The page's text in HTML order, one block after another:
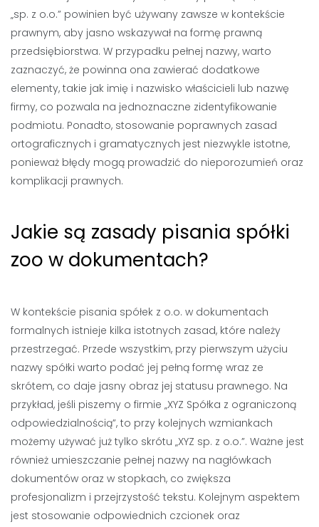
„sp. z o.o.” powinien być używany zawsze w kontekście
prawnym, aby jasno wskazywał na formę prawną
przedsiębiorstwa. W przypadku pełnej nazwy, warto
zaznaczyć, że powinna ona zawierać dodatkowe
elementy, takie jak imię i nazwisko właścicieli lub nazwę
firmy, co pozwala na jednoznaczne zidentyfikowanie
podmiotu. Ponadto, stosowanie poprawnych zasad
ortograficznych i gramatycznych jest niezwykle istotne,
ponieważ błędy mogą prowadzić do nieporozumień oraz
komplikacji prawnych.
Jakie są zasady pisania spółki
zoo w dokumentach?
W kontekście pisania spółek z o.o. w dokumentach
formalnych istnieje kilka istotnych zasad, które należy
przestrzegać. Przede wszystkim, przy pierwszym użyciu
nazwy spółki warto podać jej pełną formę wraz ze
skrótem, co daje jasny obraz jej statusu prawnego. Na
przykład, jeśli piszemy o firmie „XYZ Spółka z ograniczoną
odpowiedzialnością”, to przy kolejnych wzmiankach
możemy używać już tylko skrótu „XYZ sp. z o.o.”. Ważne jest
również umieszczanie pełnej nazwy na nagłówkach
dokumentów oraz w stopkach, co zwiększa
profesjonalizm i przejrzystość tekstu. Kolejnym aspektem
jest stosowanie odpowiednich czcionek oraz